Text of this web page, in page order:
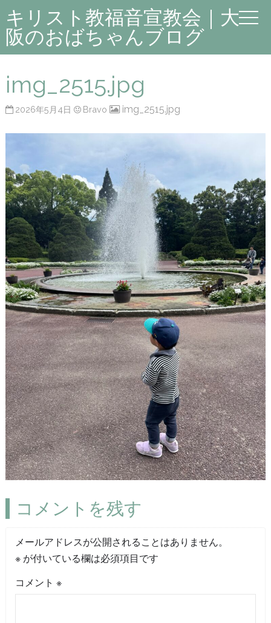
キリスト教福音宣教会｜大
阪のおばちゃんブログ
img_2515.jpg
2026年5月4日 Bravo img_2515.jpg
コメントを残す
メールアドレスが公開されることはありません。
※が付いている欄は必須項目です
コメント ※